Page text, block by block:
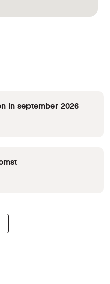
in september 2026